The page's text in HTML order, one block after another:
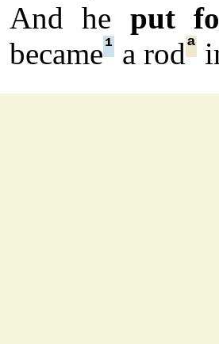
And he put
became¹ a rodª